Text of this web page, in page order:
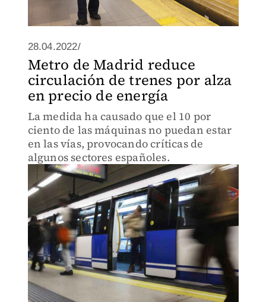
28.04.2022/
Metro de Madrid reduce
circulación de trenes por alza
en precio de energía
La medida ha causado que el 10 por
ciento de las máquinas no puedan estar
en las vías, provocando críticas de
algunos sectores españoles.